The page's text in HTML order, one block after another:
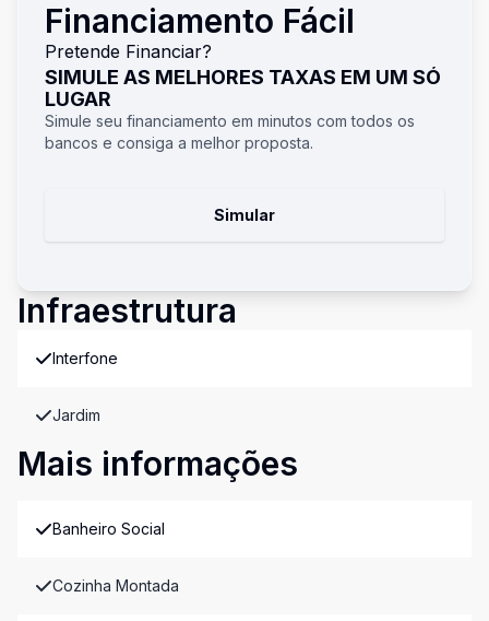
Financiamento Fácil
Pretende Financiar?
SIMULE AS MELHORES TAXAS EM UM SÓ
LUGAR
Simule seu financiamento em minutos com todos os
bancos e consiga a melhor proposta.
Simular
Infraestrutura
Interfone
Jardim
Mais informações
Banheiro Social
Cozinha Montada